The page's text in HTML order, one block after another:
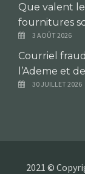
Que valent
fournitures
3 AOÛT 2026
Courriel
l’Ademe et
30 JUILLET 2026
2021 ©